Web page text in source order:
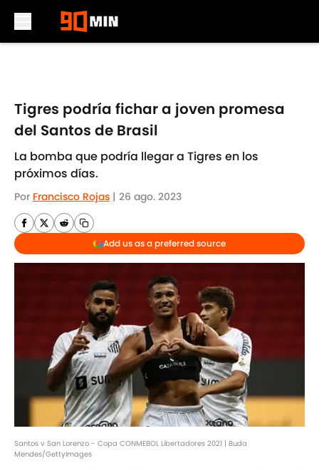
Tigres podría fichar a joven promesa
del Santos de Brasil
La bomba que podría llegar a Tigres en los
próximos días.
Por Francisco Rojas | 26 ago. 2023
Add us as a preferred source
Santos v San Lorenzo - Copa CONMEBOL Libertadores 2021 | Buda
Mendes/GettyImages